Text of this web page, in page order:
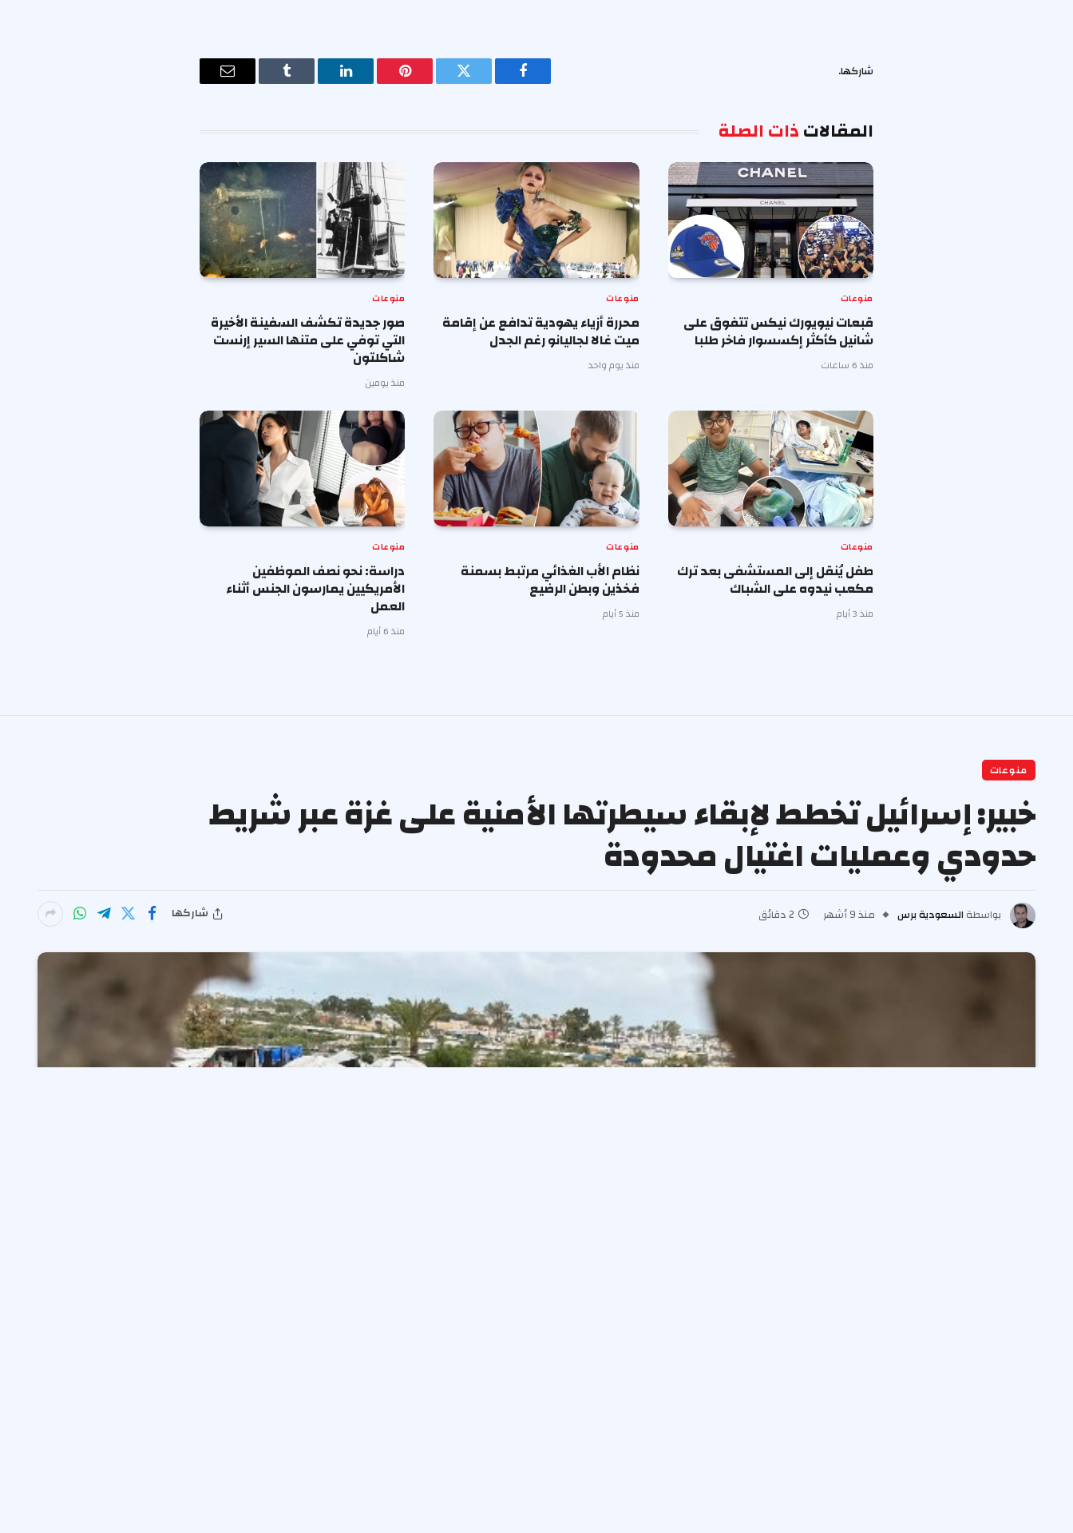
شاركها.
فيسبوك تويتر بينتيريستلينكدإن Tumblr
البريد
المقالاتذات الصلة
منوعات
قبعات نيويورك نيكس تتفوق على
شانيل كأكثر إكسسوار فاخر طلبا
منذ 6 ساعات
منوعات
محررة أزياء يهودية تدافع عن إقامة
ميت غالا لجاليانو رغم الجدل
منذ يوم واحد
منوعات
صور جديدة تكشف السفينة الأخيرة
التي توفي على متنها السير إرنست
شاكلتون
منذ يومين
منوعات
طفل يُنقل إلى المستشفى بعد ترك
مكعب نيدوه على الشباك
منذ 3 أيام
منوعات
نظام الأب الغذائي مرتبط بسمنة
فخذين وبطن الرضيع
منذ 5 أيام
منوعات
دراسة: نحو نصف الموظفين
الأمريكيين يمارسون الجنس أثناء
العمل
منذ 6 أيام
منوعات
خبير: إسرائيل تخطط لإبقاء سيطرتها الأمنية على غزة عبر شريط
حدودي وعمليات اغتيال محدودة
بواسطة السعودية برس منذ 9 أشهر 2 دقائق شاركها